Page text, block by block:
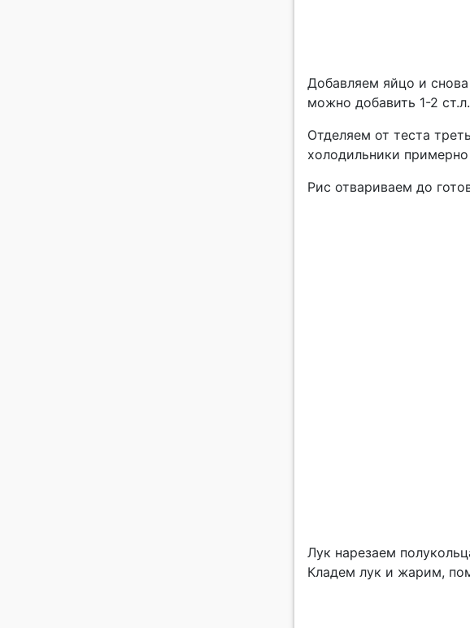
Добавляем яйцо и
можно добавить 1-2
Отделяем от теста
холодильники
Рис отвариваем до
Лук нарезаем
Кладем лук и жарим,